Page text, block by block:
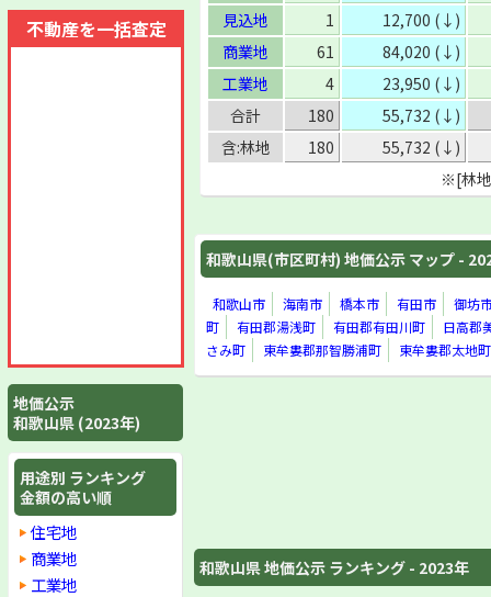
見込地
1
12,700 (↓)
商業地
61
84,020 (↓)
工業地
4
23,950 (↓)
合計
180
55,732 (↓)
含:林地
180
55,732 (↓)
※[林
和歌山県(市区町村) 地価公示 マップ -
和歌山市 海南市 橋本市 有田市
御坊
町
有田郡湯浅町 有田郡有田川町
日高郡
さみ町
東牟婁郡那智勝浦町 東牟婁郡太地町
和歌山県 地価公示 ランキング - 2023年
不動産を一括査定
地価公示
和歌山県 (2023年)
用途別 ランキング
金額の高い順
住宅地
商業地
工業地